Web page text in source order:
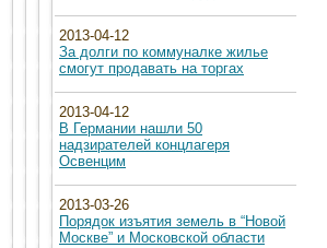
2013-04-12
За долги по коммуналке жилье
смогут продавать на торгах
2013-04-12
В Германии нашли 50
надзирателей концлагеря
Освенцим
2013-03-26
Порядок изъятия земель в “Новой
Москве” и Московской области